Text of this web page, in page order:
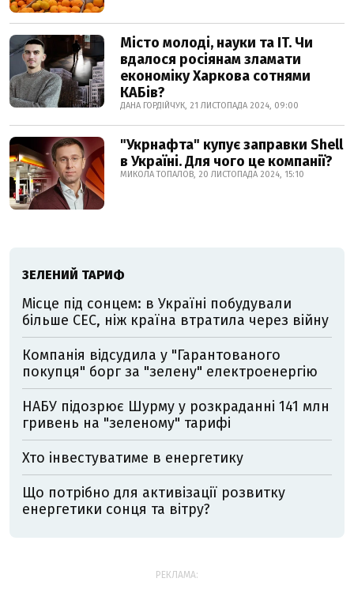
Місто молоді, науки та IT. Чи
вдалося росіянам зламати
економіку Харкова сотнями
КАБів?
ДАНА ГОРДІЙЧУК, 21 ЛИСТОПАДА 2024, 09:00
"Укрнафта" купує заправки Shell
в Україні. Для чого це компанії?
МИКОЛА ТОПАЛОВ, 20 ЛИСТОПАДА 2024, 15:10
ЗЕЛЕНИЙ ТАРИФ
Місце під сонцем: в Україні побудували
більше СЕС, ніж країна втратила через війну
Компанія відсудила у "Гарантованого
покупця" борг за "зелену" електроенергію
НАБУ підозрює Шурму у розкраданні 141 млн
гривень на "зеленому" тарифі
Хто інвестуватиме в енергетику
Що потрібно для активізації розвитку
енергетики сонця та вітру?
РЕКЛАМА: